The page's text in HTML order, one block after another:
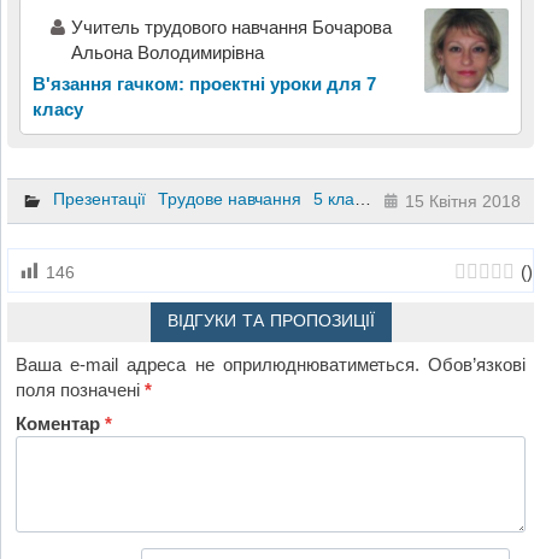
Учитель трудового навчання Бочарова
Альона Володимирівна
В'язання гачком: проектні уроки для 7
класу
Презентації Трудове навчання 5 клас 6 клас 7 клас 8
15 Квітня 2018
146 ()
ВІДГУКИ ТА ПРОПОЗИЦІЇ
Ваша e-mail адреса не оприлюднюватиметься. Обов’язкові
поля позначені*
Коментар*